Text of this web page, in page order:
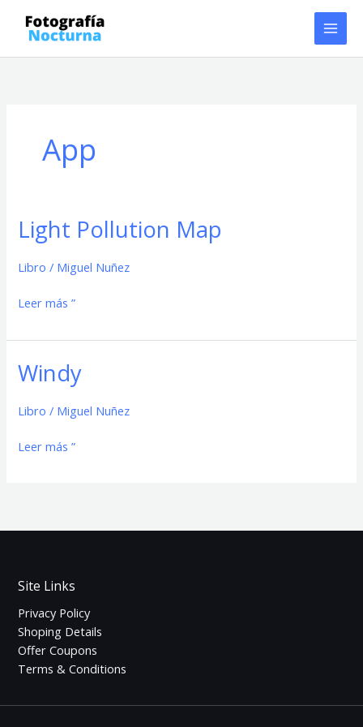
contenido
App
Light Pollution Map
Libro / Miguel Nuñez
Light
Pollution
Map
Leer más ”
Windy
Libro / Miguel Nuñez
Windy
Leer más ”
Site Links
Privacy Policy
Shoping Details
Offer Coupons
Terms & Conditions